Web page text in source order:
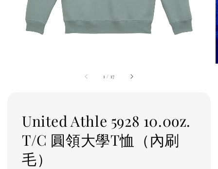
1 / 17
United Athle 5928 10.0oz.
T/C 圓領大學T恤（內刷
毛）